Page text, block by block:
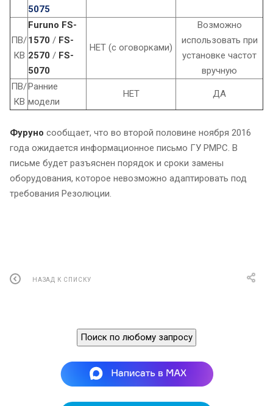
5075
ПВ/
КВ
Furuno FS-
1570 / FS-
2570 / FS-
5070
НЕТ (с оговорками)
Возможно
использовать при
установке частот
вручную
ПВ/
КВ
Ранние
модели
НЕТ ДА
Фуруно сообщает, что во второй половине ноября 2016
года ожидается информационное письмо ГУ РМРС. В
письме будет разъяснен порядок и сроки замены
оборудования, которое невозможно адаптировать под
требования Резолюции.
НАЗАД К СПИСКУ
Поиск по любому запросу